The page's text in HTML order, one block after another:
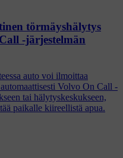
törmäyshälytys
-järjestelmän
auto voi ilmoittaa
Volvo On Call -
tai hälytyskeskukseen,
paikalle kiireellistä apua.